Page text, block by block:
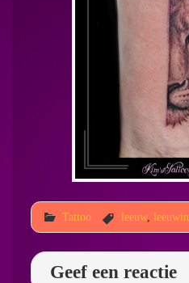
Tattoo leeuw, leeuwin
Geef een reactie